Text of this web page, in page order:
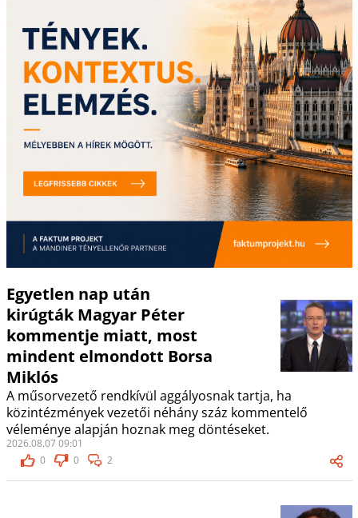
Egyetlen nap után
kirúgták Magyar Péter
kommentje miatt, most
mindent elmondott Borsa
Miklós
A műsorvezető rendkívül aggályosnak tartja, ha
közintézmények vezetői néhány száz kommentelő
véleménye alapján hoznak meg döntéseket.
2026.08.07 09:01
0
0 2